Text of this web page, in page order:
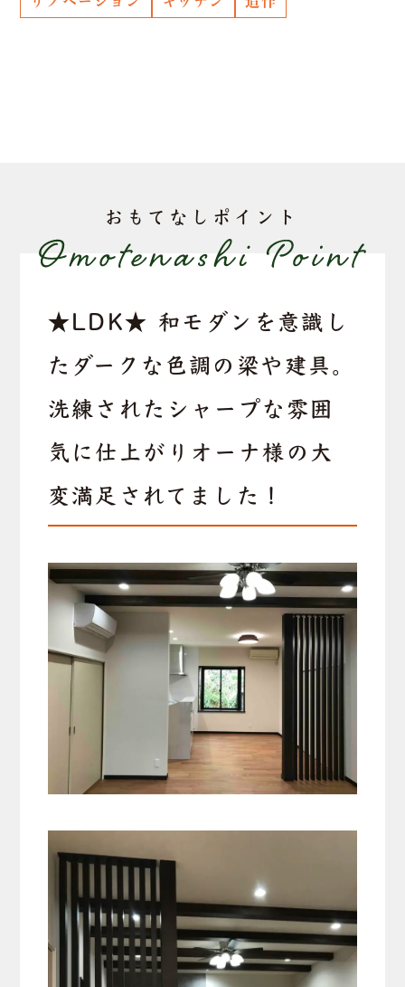
おもてなしポイント
★LDK★ 和モダンを意識し
たダークな色調の梁や建具。
洗練されたシャープな雰囲
気に仕上がりオーナ様の大
変満足されてました！